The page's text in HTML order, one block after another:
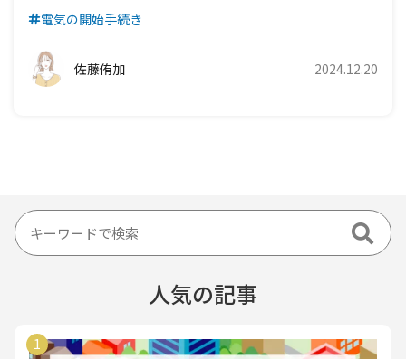
電気の開始手続き
佐藤侑加 2024.12.20
人気の記事